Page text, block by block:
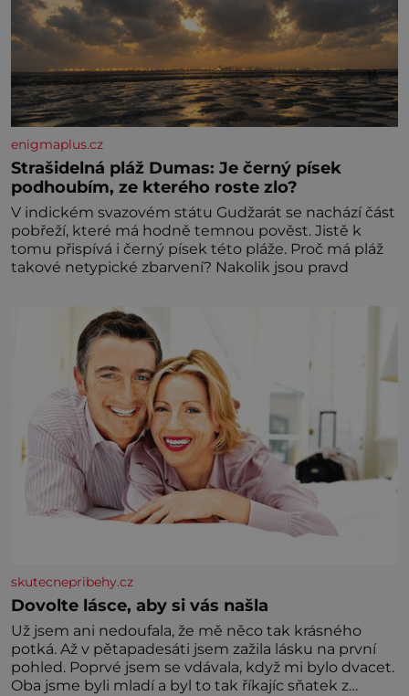
enigmaplus.cz
Strašidelná pláž Dumas: Je černý písek
podhoubím, ze kterého roste zlo?
V indickém svazovém státu Gudžarát se nachází část
pobřeží, které má hodně temnou pověst. Jistě k
tomu přispívá i černý písek této pláže. Proč má pláž
takové netypické zbarvení? Nakolik jsou pravd
skutecnepribehy.cz
Dovolte lásce, aby si vás našla
Už jsem ani nedoufala, že mě něco tak krásného
potká. Až v pětapadesáti jsem zažila lásku na první
pohled. Poprvé jsem se vdávala, když mi bylo dvacet.
Oba jsme byli mladí a byl to tak říkajíc sňatek z